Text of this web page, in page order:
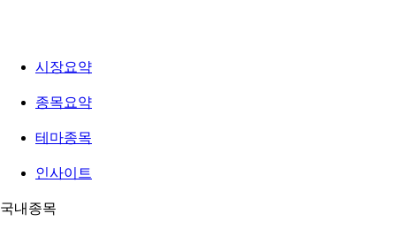
시장요약
종목요약
테마종목
인사이트
국내종목